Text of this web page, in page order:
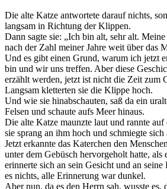
Die alte Katze antwortete darauf nichts,
langsam in Richtung der Klippen.
Dann sagte sie: „Ich bin alt, sehr alt.
nach der Zahl meiner Jahre weit über das
Und es gibt einen Grund, warum ich jetzt
bin und wir uns treffen. Aber diese
erzählt werden, jetzt ist nicht die Zeit zum
Langsam kletterten sie die Klippe hoch.
Und wie sie hinabschauten, saß da ein
Felsen und schaute aufs Meer hinaus.
Die alte Katze maunzte laut und rannte
sie sprang an ihm hoch und schmiegte
Jetzt erkannte das Katerchen den
unter dem Gebüsch hervorgeholt hatte, als
erinnerte sich an sein Gesicht und an seine
es nichts, alle Erinnerung war dunkel.
Aber nun, da es den Herrn sah, wusste es,